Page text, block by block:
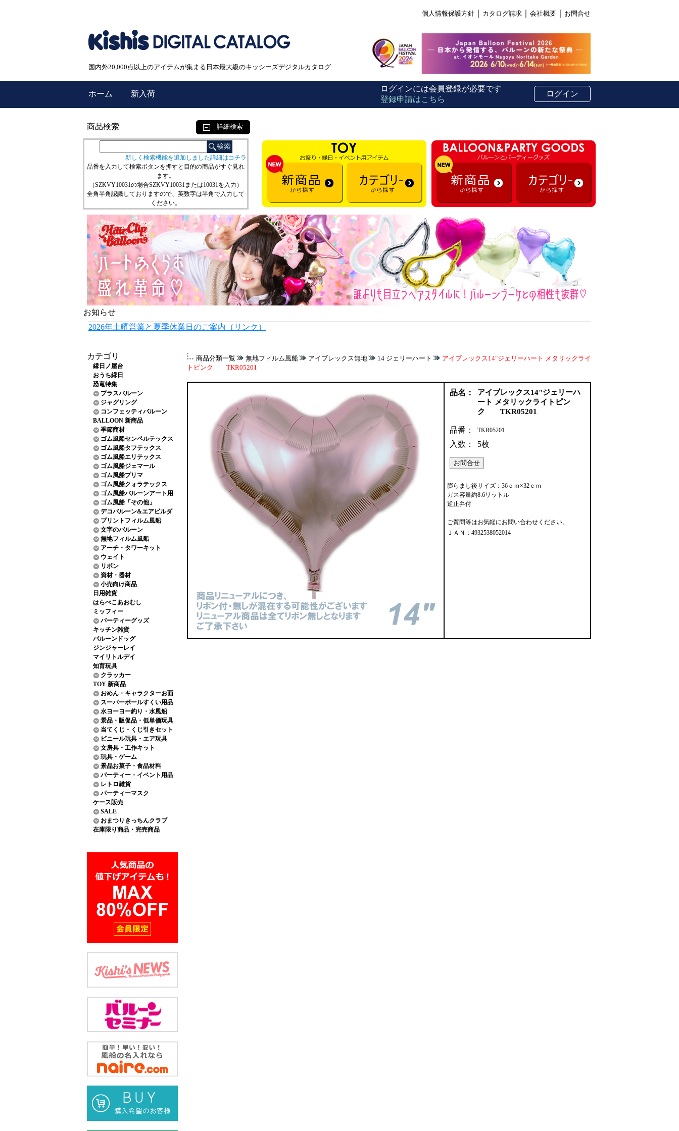
個人情報保護方針 カタログ請求 会社概要 お問合せ
国内外20,000点以上のアイテムが集まる日本最大級のキッシーズデジタルカタログ
ホーム 新入荷
ログインには会員登録が必要です
登録申請はこちら
ログイン
商品検索 詳細検索
新しく検索機能を追加しました詳細はコチラ
品番を入力して検索ボタンを押すと目的の商品がすぐ見れ
ます。
（SZKVY10031の場合SZKVY10031または10031を入力）
全角半角認識しておりますので、英数字は半角で入力して
ください。
お知らせ
2026年土曜営業と夏季休業日のご案内（リンク）
カテゴリ
縁日ノ屋台
おうち縁日
恐竜特集
プラスバルーン
ジャグリング
コンフェッティバルーン
BALLOON 新商品
季節商材
ゴム風船センペルテックス
ゴム風船タフテックス
ゴム風船エリテックス
ゴム風船ジェマール
ゴム風船プリマ
ゴム風船クォラテックス
ゴム風船バルーンアート用
ゴム風船「その他」
デコバルーン&エアビルダ
プリントフィルム風船
文字のバルーン
無地フィルム風船
アーチ・タワーキット
ウェイト
リボン
資材・器材
小売向け商品
日用雑貨
はらぺこあおむし
ミッフィー
パーティーグッズ
キッチン雑貨
バルーンドッグ
ジンジャーレイ
マイリトルデイ
知育玩具
クラッカー
TOY 新商品
おめん・キャラクターお面
スーパーボールすくい用品
水ヨーヨー釣り・水風船
景品・販促品・低単価玩具
当てくじ・くじ引きセット
ビニール玩具・エア玩具
文房具・工作キット
玩具・ゲーム
景品お菓子・食品材料
パーティー・イベント用品
レトロ雑貨
パーティーマスク
ケース販売
SALE
おまつりきっちんクラブ
在庫限り商品・完売商品
商品分類一覧 無地フィルム風船 アイブレックス無地 14 ジェリーハート
アイブレックス14"ジェリーハート メタリックライ
トピンク TKR05201
品名：
アイブレックス14"ジェリーハ
ート メタリックライトピン
ク TKR05201
品番： TKR05201
入数： 5枚
膨らまし後サイズ：36ｃｍ×32ｃｍ
ガス容量約8.6リットル
逆止弁付
ご質問等はお気軽にお問い合わせください。
ＪＡＮ：4932538052014